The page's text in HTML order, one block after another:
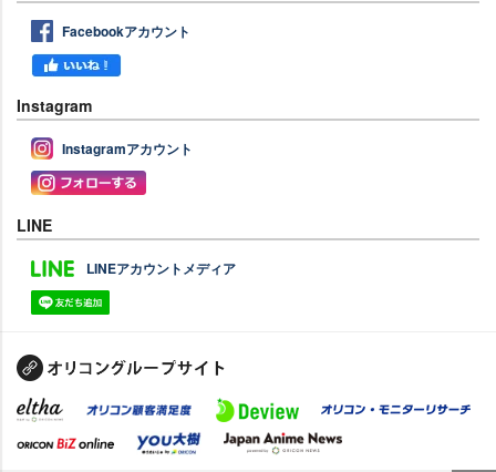
Facebookアカウント
Instagram
Instagramアカウント
LINE
LINEアカウントメディア